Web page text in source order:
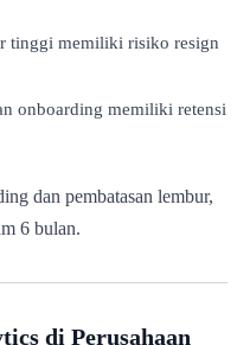
tinggi memiliki risiko resign
onboarding memiliki retensi
dan pembatasan lembur,
6 bulan.
di Perusahaan